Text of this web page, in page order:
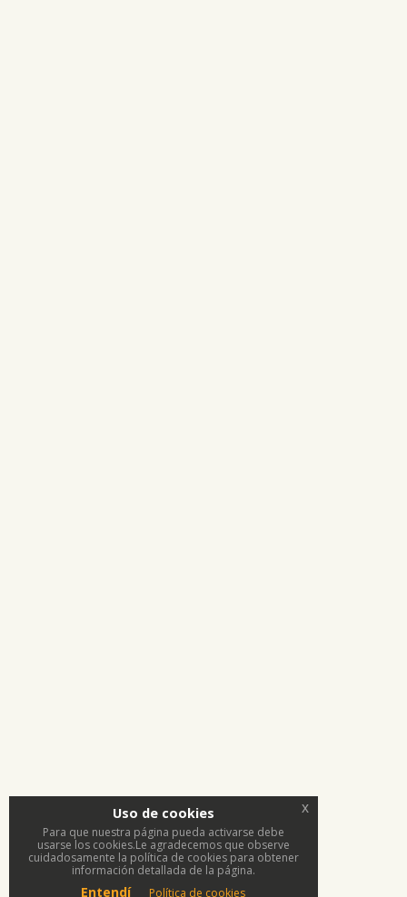
Uso de cookies
Para que nuestra página pueda activarse debe
usarse los cookies.Le agradecemos que observe
cuidadosamente la política de cookies para obtener
información detallada de la página.
Entendí Política de cookies
x